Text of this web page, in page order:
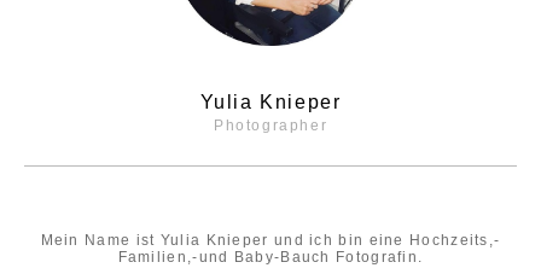
Yulia Knieper
Photographer
Mein Name ist Yulia Knieper und ich bin eine Hochzeits,-
Familien,-und Baby-Bauch Fotografin.